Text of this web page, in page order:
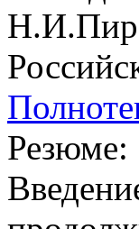
Резюме: